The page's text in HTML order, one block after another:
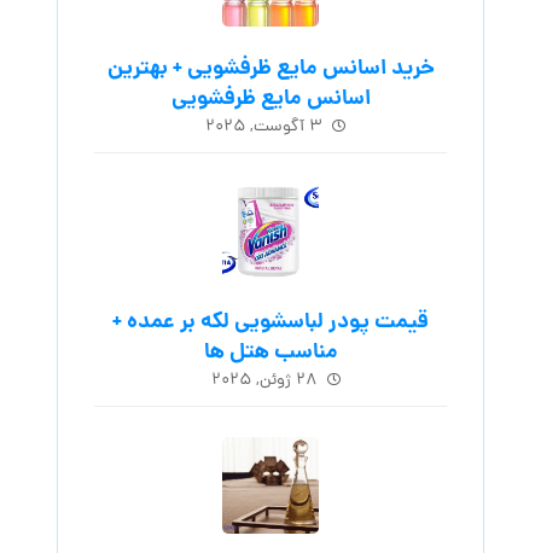
خرید اسانس مایع ظرفشویی + بهترین
اسانس مایع ظرفشویی
۳ آگوست, ۲۰۲۵
قیمت پودر لباسشویی لکه بر عمده +
مناسب هتل ها
۲۸ ژوئن, ۲۰۲۵